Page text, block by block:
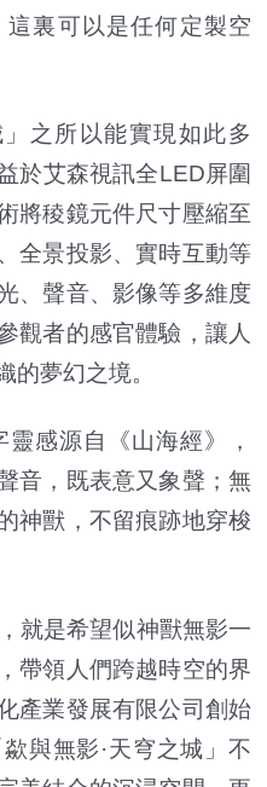
裏可以是任何定製空
之所以能實現如此多
於艾森視訊全LED屏圍
將稜鏡元件尺寸壓縮至
全景投影、實時互動等
、聲音、影像等多維度
觀者的感官體驗，讓人
的夢幻之境。
感源自《山海經》，
音，既表意又象聲；無
神獸，不留痕跡地穿梭
就是希望似神獸無影一
帶領人們跨越時空的界
產業發展有限公司創始
與無影·天穹之城」不